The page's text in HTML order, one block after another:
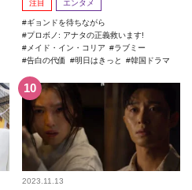
注目 エンタメ
ギョンドを待ちながら
プロボノ: アナタの正義救います!
メイド・イン・コリア
ラブミー
告白の代価
明日はきっと 韓国ドラマ
2023.11.13